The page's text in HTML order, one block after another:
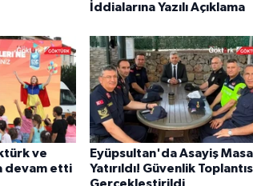
İddialarına Yazılı Açıklama
ve
devam etti
Eyüpsultan'da Asayiş
Yatırıldı! Güvenlik